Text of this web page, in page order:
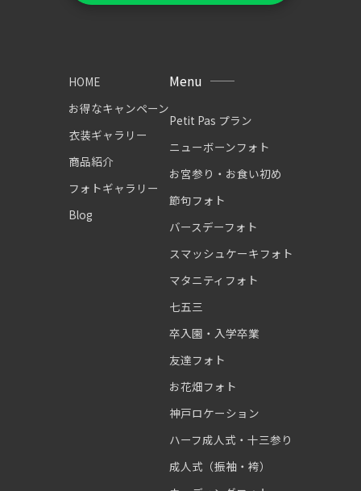
HOME
お得なキャンペーン
衣装ギャラリー
商品紹介
フォトギャラリー
Blog
Menu
Petit Pas プラン
ニューボーンフォト
お宮参り・お食い初め
節句フォト
バースデーフォト
スマッシュケーキフォト
マタニティフォト
七五三
卒入園・入学卒業
友達フォト
お花畑フォト
神戸ロケーション
ハーフ成人式・十三参り
成人式（振袖・袴）